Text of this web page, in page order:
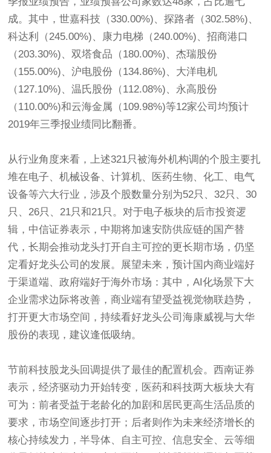
成。其中，世嘉科技（330.00%)、探路者（302.58%)、
科达利（245.00%)、康力电梯（240.00%)、招商港口
（203.30%)、双塔食品（180.00%)、杰瑞股份
（155.00%)、沪电股份（134.86%)、大洋电机
（127.10%)、温氏股份（112.08%)、永高股份
（110.00%)和云海金属（109.98%)等12家公司均预计
2019年三季报业绩同比翻番。
从行业角度来看，上述321只被海外机构调的个股主要扎
堆在电子、机械设备、计算机、医药生物、化工、电气
设备等六大行业，涉及个股数量分别为52只、32只、30
只、26只、21只和21只。对于电子板块的后市投资逻
辑，中信证券表示，中期将加速安防供应链的国产替
代，长期会推动龙头打开自主可控的更长期市场，仍坚
定看好龙头公司的发展。展望未来，预计国内商业端好
于渠道端、政府端好于海外市场：其中，AI化场景下大
企业需求边际将改善，商业端有望受益视觉物联趋势，
打开更大市场空间，持续看好龙头公司海康威视与大华
股份的表现，建议逢低吸纳。
节前科技股龙头回调提供了最佳的配置机会。西南证券
表示，经济驱动力开始转变，医药和科技两大板块大有
可为：前者受益于老龄化的加剧和居民更高生活品质的
要求，市场空间逐步打开；后者则作为未来经济增长的
核心持续发力，半导体、自主可控、信息安全、云等细